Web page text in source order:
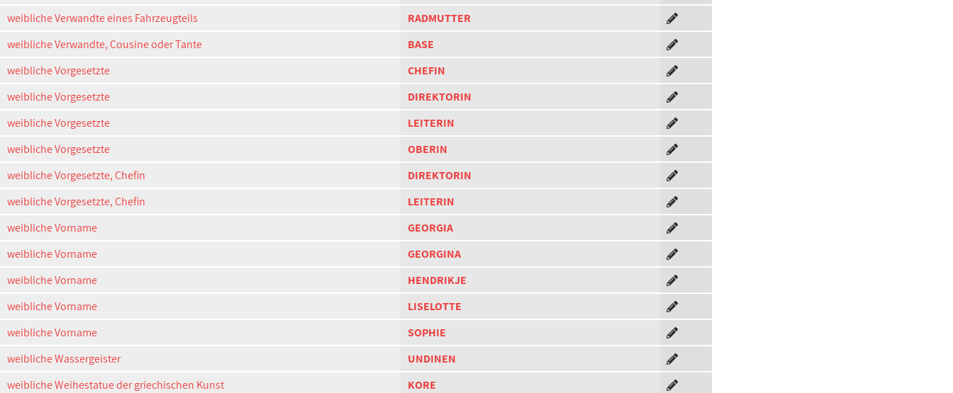
weibliche Verwandte eines Fahrzeugteils
RADMUTTER
weibliche Verwandte, Cousine oder Tante
BASE
weibliche Vorgesetzte
CHEFIN
weibliche Vorgesetzte
DIREKTORIN
weibliche Vorgesetzte
LEITERIN
weibliche Vorgesetzte
OBERIN
weibliche Vorgesetzte, Chefin
DIREKTORIN
weibliche Vorgesetzte, Chefin
LEITERIN
weibliche Vorname
GEORGIA
weibliche Vorname
GEORGINA
weibliche Vorname
HENDRIKJE
weibliche Vorname
LISELOTTE
weibliche Vorname
SOPHIE
weibliche Wassergeister
UNDINEN
weibliche Weihestatue der griechischen Kunst
KORE